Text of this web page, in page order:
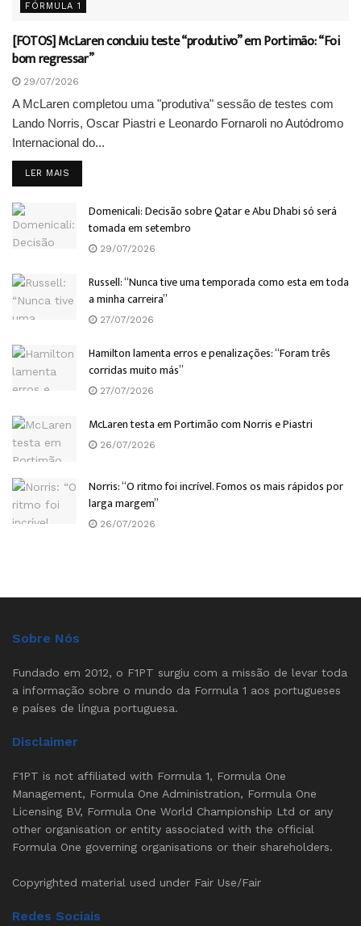
FÓRMULA 1
[FOTOS] McLaren concluiu teste “produtivo” em Portimão: “Foi
bom regressar”
29/07/2026
A McLaren completou uma "produtiva" sessão de testes com
Lando Norris, Oscar Piastri e Leonardo Fornaroli no Autódromo
Internacional do...
LER MAIS
Domenicali: Decisão sobre Qatar e Abu Dhabi só será
tomada em setembro
29/07/2026
Russell: “Nunca tive uma temporada como esta em toda
a minha carreira”
27/07/2026
Hamilton lamenta erros e penalizações: “Foram três
corridas muito más”
27/07/2026
McLaren testa em Portimão com Norris e Piastri
26/07/2026
Norris: “O ritmo foi incrível. Fomos os mais rápidos por
larga margem”
26/07/2026
Sobre Nós
Fundado em 2012, o F1PT surgiu com a missão de levar toda
a informação sobre o mundo da Formula 1 aos portugueses
e países de língua portuguesa.
Disclaimer
F1PT is not affiliated with Formula 1, Formula One
Management, Formula One Administration, Formula One
Licensing BV, Formula One World Championship Ltd or any
other organisation or entity associated with the official
Formula One governing organisations or their shareholders.
Copyrighted material used under Fair Use/Fair
Redes Sociais